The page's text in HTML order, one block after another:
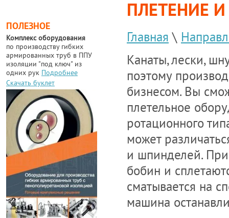
ПЛЕТЕНИЕ
Главная\
Канаты, лески,
поэтому
бизнесом. Вы
плетельное
ротационного
может
и шпинделей.
бобин и
сматывается на
машина
ПОЛЕЗНОЕ
Комплекс оборудования
по производству гибких
армированных труб в ППУ
изоляции "под ключ" из
одних рук Подробнее
Скачать буклет